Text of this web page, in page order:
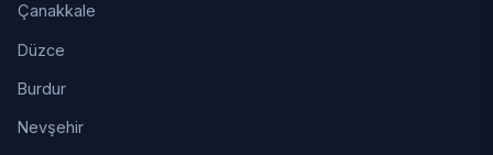
Çanakkale
Düzce
Burdur
Nevşehir